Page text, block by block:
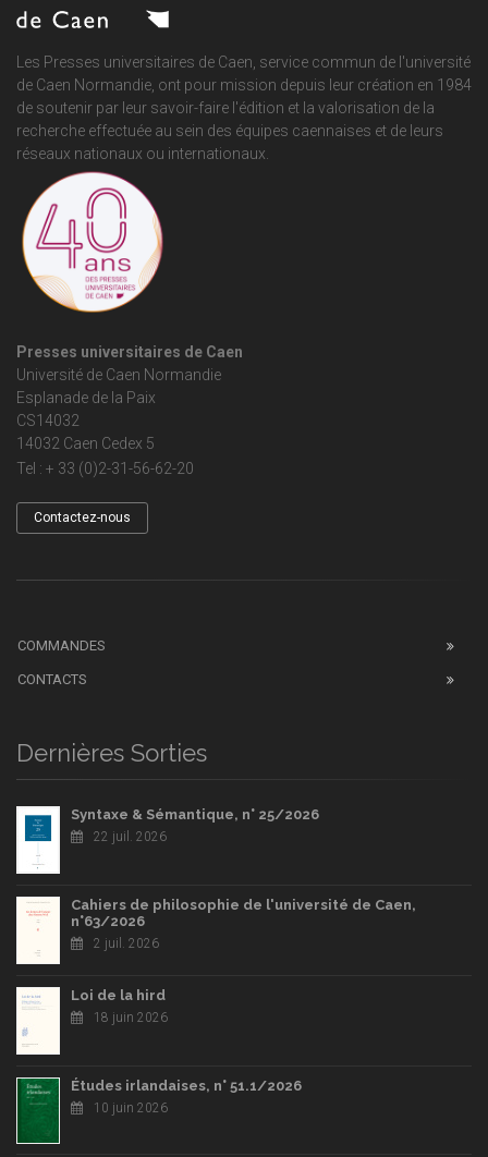
Les Presses universitaires de Caen, service commun de l'université
de Caen Normandie , ont pour mission depuis leur création en 1984
de soutenir par leur savoir-faire l'édition et la valorisation de la
recherche effectuée au sein des équipes caennaises et de leurs
réseaux nationaux ou internationaux.
Presses universitaires de Caen
Université de Caen Normandie
Esplanade de la Paix
CS14032
14032 Caen Cedex 5
Tel : + 33 (0)2-31-56-62-20
Contactez-nous
COMMANDES
CONTACTS
Dernières Sorties
Syntaxe & Sémantique, n° 25/2026
22 juil. 2026
Cahiers de philosophie de l'université de Caen,
n°63/2026
2 juil. 2026
Loi de la hird
18 juin 2026
Études irlandaises, n° 51.1/2026
10 juin 2026